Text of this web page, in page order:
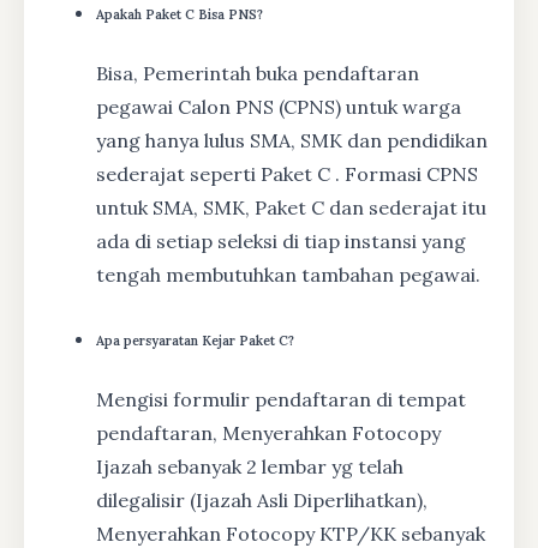
Apakah Paket C Bisa PNS?
Bisa, Pemerintah buka pendaftaran
pegawai Calon PNS (CPNS) untuk warga
yang hanya lulus SMA, SMK dan pendidikan
sederajat seperti Paket C . Formasi CPNS
untuk SMA, SMK, Paket C dan sederajat itu
ada di setiap seleksi di tiap instansi yang
tengah membutuhkan tambahan pegawai.
Apa persyaratan Kejar Paket C?
Mengisi formulir pendaftaran di tempat
pendaftaran, Menyerahkan Fotocopy
Ijazah sebanyak 2 lembar yg telah
dilegalisir (Ijazah Asli Diperlihatkan),
Menyerahkan Fotocopy KTP/KK sebanyak